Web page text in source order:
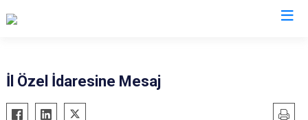
İl Özel İdaresine Mesaj